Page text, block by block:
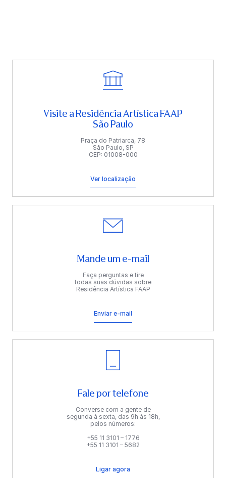
Visite a Residência Artística FAAP
São Paulo
Praça do Patriarca, 78
São Paulo, SP
CEP: 01008-000
Ver localização
Mande um e-mail
Faça perguntas e tire
todas suas dúvidas sobre
Residência Artística FAAP
Enviar e-mail
Fale por telefone
Converse com a gente de
segunda à sexta, das 9h às 18h,
pelos números:
+55 11 3101 – 1776
+55 11 3101 – 5682
Ligar agora